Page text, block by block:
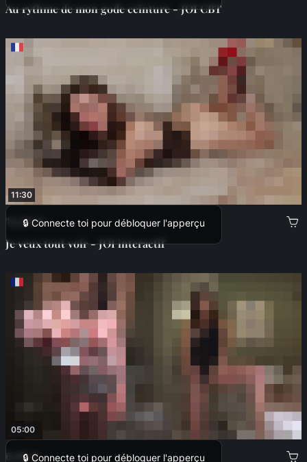
Au rythme de mon gode ceinture - JOI CBT
11:30
🔒 Connecte toi pour débloquer l'apperçu
13,99 €
Je veux tout voir - JOI interactif
05:00
🔒 Connecte toi pour débloquer l'apperçu
6,99 €